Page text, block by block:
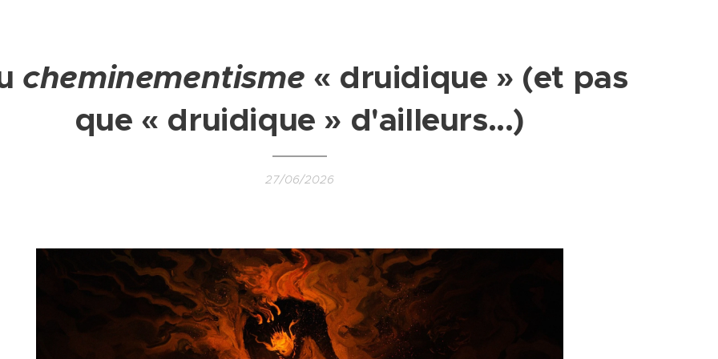
cheminementisme « druidique » (et pas
que « druidique » d'ailleurs...)
27/06/2026